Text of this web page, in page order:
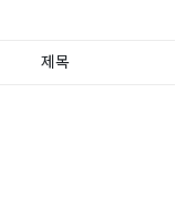
제목